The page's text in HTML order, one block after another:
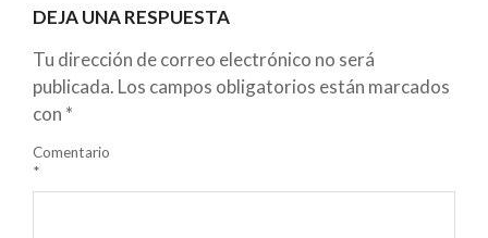
DEJA UNA RESPUESTA
Tu dirección de correo electrónico no será
publicada. Los campos obligatorios están marcados
con *
Comentario
*